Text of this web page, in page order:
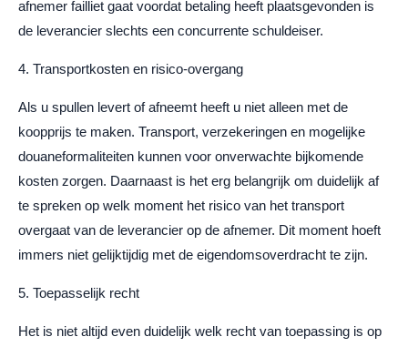
afnemer failliet gaat voordat betaling heeft plaatsgevonden is
de leverancier slechts een concurrente schuldeiser.
4. Transportkosten en risico-overgang
Als u spullen levert of afneemt heeft u niet alleen met de
koopprijs te maken. Transport, verzekeringen en mogelijke
douaneformaliteiten kunnen voor onverwachte bijkomende
kosten zorgen. Daarnaast is het erg belangrijk om duidelijk af
te spreken op welk moment het risico van het transport
overgaat van de leverancier op de afnemer. Dit moment hoeft
immers niet gelijktijdig met de eigendomsoverdracht te zijn.
5. Toepasselijk recht
Het is niet altijd even duidelijk welk recht van toepassing is op